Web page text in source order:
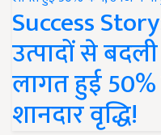
Success
उत्पादों से
लागत हुई
शानदार वृद्धि!